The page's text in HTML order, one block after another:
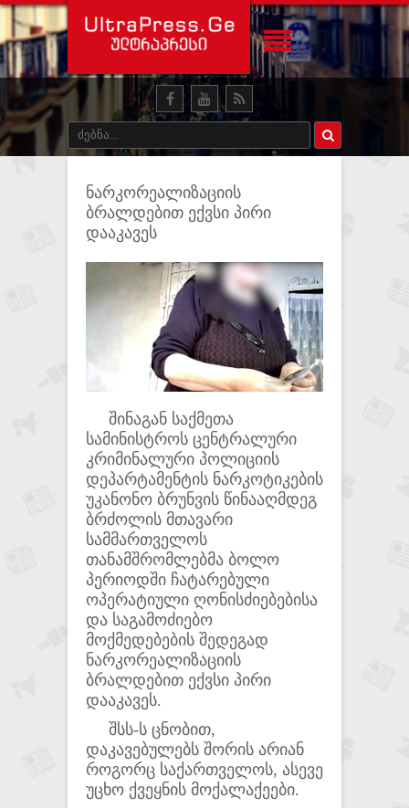
ნარკორეალიზაციის
ბრალდებით ექვსი პირი
დააკავეს
შინაგან საქმეთა
სამინისტროს ცენტრალური
კრიმინალური პოლიციის
დეპარტამენტის ნარკოტიკების
უკანონო ბრუნვის წინააღმდეგ
ბრძოლის მთავარი
სამმართველოს
თანამშრომლებმა ბოლო
პერიოდში ჩატარებული
ოპერატიული ღონისძიებებისა
და საგამოძიებო
მოქმედებების შედეგად
ნარკორეალიზაციის
ბრალდებით ექვსი პირი
დააკავეს.
შსს-ს ცნობით,
დაკავებულებს შორის არიან
როგორც საქართველოს, ასევე
უცხო ქვეყნის მოქალაქეები.